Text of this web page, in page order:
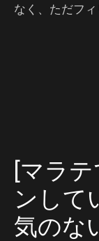
なく、ただフ
[マラ
ンして
気のな